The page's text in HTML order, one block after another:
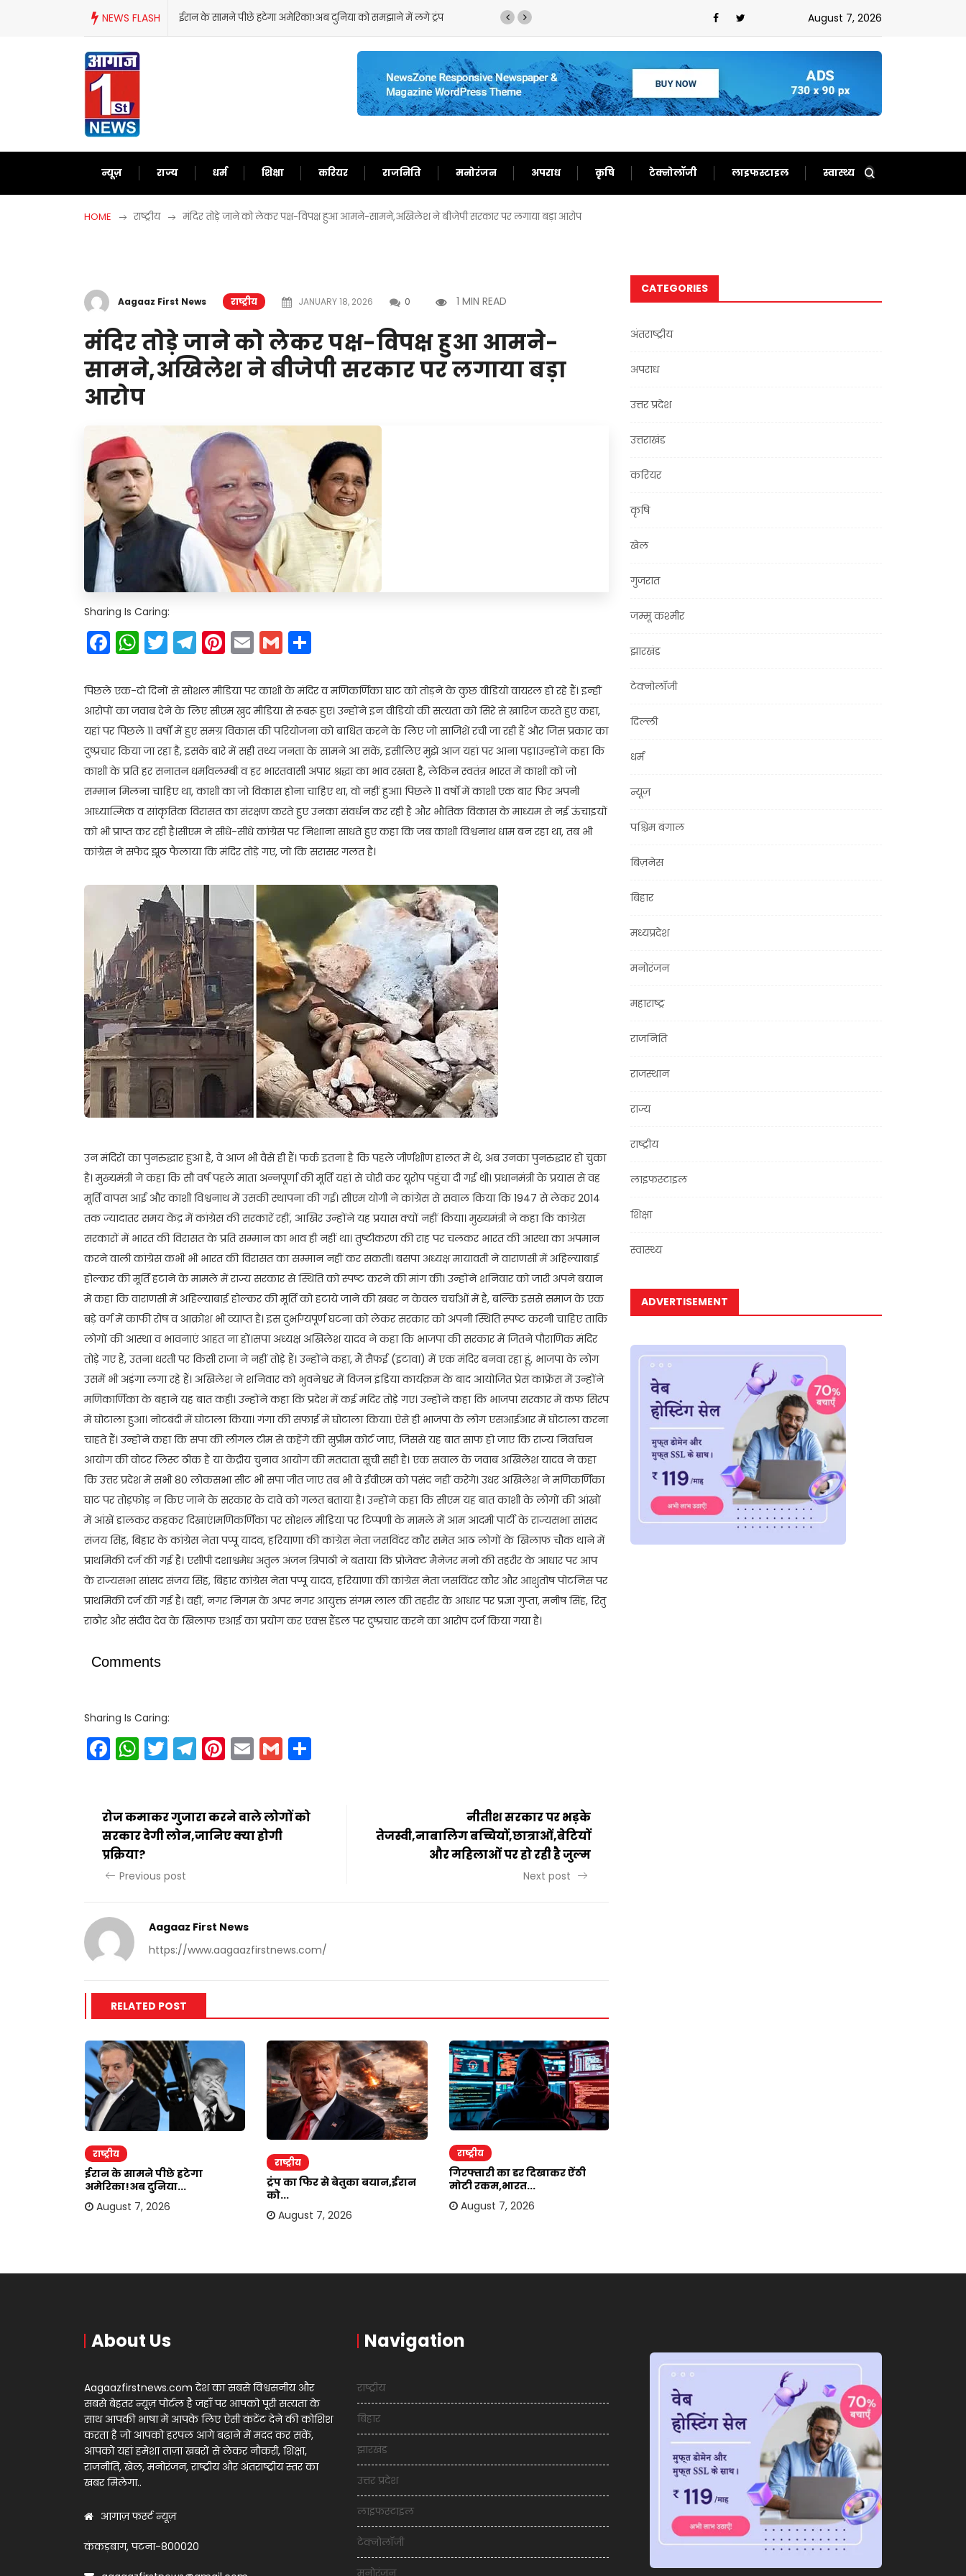
NEWS FLASH ईरान के सामने पीछे हटेगा अमेरिका!अब दुनिया को समझाने में लगे ट्रंप ट्रंप का फिर से बेतुका बयान,ईरान को बता दिया बेचारा August 7, 2026
न्यूज़ राज्य धर्म शिक्षा करियर राजनिति मनोरंजन अपराध कृषि टेक्नोलॉजी लाइफस्टाइल स्वास्थ्य
HOME राष्ट्रीय मंदिर तोड़े जाने को लेकर पक्ष-विपक्ष हुआ आमने-सामने,अखिलेश ने बीजेपी सरकार पर लगाया बड़ा आरोप
Aagaaz First News राष्ट्रीय JANUARY 18, 2026 0 1 MIN READ
मंदिर तोड़े जाने को लेकर पक्ष-विपक्ष हुआ आमने-
सामने,अखिलेश ने बीजेपी सरकार पर लगाया बड़ा
आरोप
Sharing Is Caring:
Facebook
WhatsApp
Twitter
Telegram
Pinterest
EmailGmail
पिछले एक-दो दिनों से सोशल मीडिया पर काशी के मंदिर व मणिकर्णिका घाट को तोड़ने के कुछ वीडियो वायरल हो रहे हैं। इन्हीं
आरोपों का जवाब देने के लिए सीएम खुद मीडिया से रूबरू हुए। उन्होंने इन वीडियो की सत्यता को सिरे से खारिज करते हुए कहा,
यहां पर पिछले 11 वर्षों में हुए समग्र विकास की परियोजना को बाधित करने के लिए जो साजिशें रची जा रही हैं और जिस प्रकार का
दुष्प्रचार किया जा रहा है, इसके बारे में सही तथ्य जनता के सामने आ सकें, इसीलिए मुझे आज यहां पर आना पड़ा।उन्होंने कहा कि
काशी के प्रति हर सनातन धर्मावलम्बी व हर भारतवासी अपार श्रद्धा का भाव रखता है, लेकिन स्वतंत्र भारत में काशी को जो
सम्मान मिलना चाहिए था, काशी का जो विकास होना चाहिए था, वो नहीं हुआ। पिछले 11 वर्षों में काशी एक बार फिर अपनी
आध्यात्मिक व सांकृतिक विरासत का संरक्षण करते हुए उनका संवर्धन कर रही है और भौतिक विकास के माध्यम से नई ऊंचाइयों
को भी प्राप्त कर रही है।सीएम ने सीधे-सीधे कांग्रेस पर निशाना साधते हुए कहा कि जब काशी विश्वनाथ धाम बन रहा था, तब भी
कांग्रेस ने सफेद झूठ फैलाया कि मंदिर तोड़े गए, जो कि सरासर गलत है।
उन मंदिरों का पुनरुद्धार हुआ है, वे आज भी वैसे ही हैं। फर्क इतना है कि पहले जीर्णशीण हालत में थे, अब उनका पुनरुद्धार हो चुका
है। मुख्यमंत्री ने कहा कि सौ वर्ष पहले माता अन्नपूर्णा की मूर्ति यहां से चोरी कर यूरोप पहुंचा दी गई थी। प्रधानमंत्री के प्रयास से वह
मूर्ति वापस आई और काशी विश्वनाथ में उसकी स्थापना की गई। सीएम योगी ने कांग्रेस से सवाल किया कि 1947 से लेकर 2014
तक ज्यादातर समय केंद्र में कांग्रेस की सरकारें रहीं, आखिर उन्होंने यह प्रयास क्यों नहीं किया। मुख्यमंत्री ने कहा कि कांग्रेस
सरकारों में भारत की विरासत के प्रति सम्मान का भाव ही नहीं था। तुष्टीकरण की राह पर चलकर भारत की आस्था का अपमान
करने वाली कांग्रेस कभी भी भारत की विरासत का सम्मान नहीं कर सकती। बसपा अध्यक्ष मायावती ने वाराणसी में अहिल्याबाई
होल्कर की मूर्ति हटाने के मामले में राज्य सरकार से स्थिति को स्पष्ट करने की मांग की। उन्होंने शनिवार को जारी अपने बयान
में कहा कि वाराणसी में अहिल्याबाई होल्कर की मूर्ति को हटाये जाने की खबर न केवल चर्चाओं में है, बल्कि इससे समाज के एक
बड़े वर्ग में काफी रोष व आक्रोश भी व्याप्त है। इस दुर्भाग्यपूर्ण घटना को लेकर सरकार को अपनी स्थिति स्पष्ट करनी चाहिए ताकि
लोगों की आस्था व भावनाएं आहत ना हों।सपा अध्यक्ष अखिलेश यादव ने कहा कि भाजपा की सरकार में जितने पौराणिक मंदिर
तोड़े गए हैं, उतना धरती पर किसी राजा ने नहीं तोड़े हैं। उन्होंने कहा, मैं सैफई (इटावा) में एक मंदिर बनवा रहा हूं, भाजपा के लोग
उसमें भी अड़ंगा लगा रहे हैं। अखिलेश ने शनिवार को भुवनेश्वर में विजन इंडिया कार्यक्रम के बाद आयोजित प्रेस कांफ्रेंस में उन्होंने
मणिकार्णिका के बहाने यह बात कही। उन्होंने कहा कि प्रदेश में कई मंदिर तोड़े गए। उन्होंने कहा कि भाजपा सरकार में कफ सिरप
में घोटाला हुआ। नोटबंदी में घोटाला किया। गंगा की सफाई में घोटाला किया। ऐसे ही भाजपा के लोग एसआईआर में घोटाला करना
चाहते हैं। उन्होंने कहा कि सपा की लीगल टीम से कहेंगे की सुप्रीम कोर्ट जाए, जिससे यह बात साफ हो जाए कि राज्य निर्वाचन
आयोग की वोटर लिस्ट ठीक है या केंद्रीय चुनाव आयोग की मतदाता सूची सही है। एक सवाल के जवाब अखिलेश यादव ने कहा
कि उत्तर प्रदेश में सभी 80 लोकसभा सीट भी सपा जीत जाए तब भी वे ईवीएम को पसंद नहीं करेंगे। उधर अखिलेश ने मणिकर्णिका
घाट पर तोड़फोड़ न किए जाने के सरकार के दावे को गलत बताया है। उन्होंने कहा कि सीएम यह बात काशी के लोगों की आंखों
में आंखें डालकर कहकर दिखाएं।मणिकर्णिका पर सोशल मीडिया पर टिप्पणी के मामले में आम आदमी पार्टी के राज्यसभा सांसद
संजय सिंह, बिहार के कांग्रेस नेता पप्पू यादव, हरियाणा की कांग्रेस नेता जसविंदर कौर समेत आठ लोगों के खिलाफ चौक थाने में
प्राथमिकी दर्ज की गई है। एसीपी दशाश्वमेध अतुल अंजन त्रिपाठी ने बताया कि प्रोजेक्ट मैनेजर मनो की तहरीर के आधार पर आप
के राज्यसभा सांसद संजय सिंह, बिहार कांग्रेस नेता पप्पू यादव, हरियाणा की कांग्रेस नेता जसविंदर कौर और आशुतोष पोटनिस पर
प्राथमिकी दर्ज की गई है। वहीं, नगर निगम के अपर नगर आयुक्त संगम लाल की तहरीर के आधार पर प्रज्ञा गुप्ता, मनीष सिंह, रितु
राठौर और संदीव देव के खिलाफ एआई का प्रयोग कर एक्स हैंडल पर दुष्प्रचार करने का आरोप दर्ज किया गया है।
Comments
Sharing Is Caring:
Facebook
WhatsApp
Twitter
Telegram
Pinterest
EmailGmail
रोज कमाकर गुजारा करने वाले लोगों को
सरकार देगी लोन,जानिए क्या होगी
प्रक्रिया?
Previous post
नीतीश सरकार पर भड़के
तेजस्वी,नाबालिग बच्चियों,छात्राओं,बेटियों
और महिलाओं पर हो रही है जुल्म
Next post
Aagaaz First News
https://www.aagaazfirstnews.com/
RELATED POST
राष्ट्रीय
ईरान के सामने पीछे हटेगा
अमेरिका!अब दुनिया...
August 7, 2026
राष्ट्रीय
ट्रंप का फिर से बेतुका बयान,ईरान
को...
August 7, 2026
राष्ट्रीय
गिरफ्तारी का डर दिखाकर ऐंठी
मोटी रकम,भारत...
August 7, 2026
CATEGORIES
अंतराष्ट्रीय
अपराध
उत्तर प्रदेश
उत्तराखंड
करियर
कृषि
खेल
गुजरात
जम्मू कश्मीर
झारखंड
टेक्नोलॉजी
दिल्ली
धर्म
न्यूज़
पश्चिम बंगाल
बिज़नेस
बिहार
मध्यप्रदेश
मनोरंजन
महाराष्ट्र
राजनिति
राजस्थान
राज्य
राष्ट्रीय
लाइफस्टाइल
शिक्षा
स्वास्थ्य
ADVERTISEMENT
About Us
Aagaazfirstnews.com देश का सबसे विश्वसनीय और
सबसे बेहतर न्यूज़ पोर्टल है जहाँ पर आपको पूरी सत्यता के
साथ आपकी भाषा में आपके लिए ऐसी कंटेंट देने की कोशिश
करता है जो आपको हरपल आगे बढ़ाने में मदद कर सकें,
आपको यहां हमेशा ताज़ा खबरों से लेकर नौकरी, शिक्षा,
राजनीति, खेल, मनोरंजन, राष्ट्रीय और अंतराष्ट्रीय स्तर का
खबर मिलेगा..
आगाज़ फर्स्ट न्यूज़
कंकड़बाग, पटना-800020
Navigation
राष्ट्रीय
बिहार
झारखंड
उत्तर प्रदेश
लाइफस्टाइल
टेक्नोलॉजी